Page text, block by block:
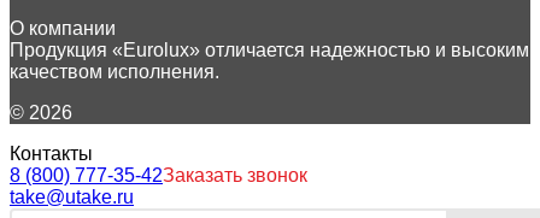
О компании
Продукция «Eurolux» отличается надежностью и высоким
качеством исполнения.
© 2026
Контакты
8 (800) 777-35-42Заказать звонок
take@utake.ru